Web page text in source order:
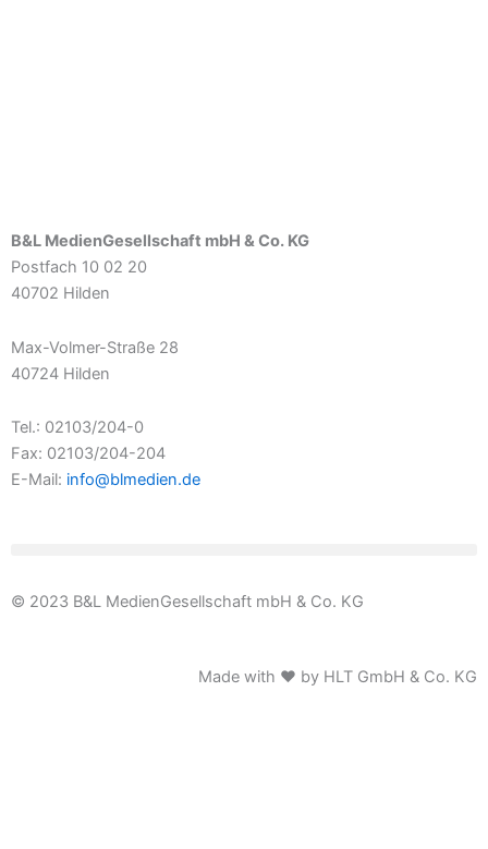
B&L MedienGesellschaft mbH & Co. KG
Postfach 10 02 20
40702 Hilden
Max-Volmer-Straße 28
40724 Hilden
Tel.: 02103/204-0
Fax: 02103/204-204
E-Mail: info@blmedien.de
© 2023 B&L MedienGesellschaft mbH & Co. KG
Made with ♥ by HLT GmbH & Co. KG